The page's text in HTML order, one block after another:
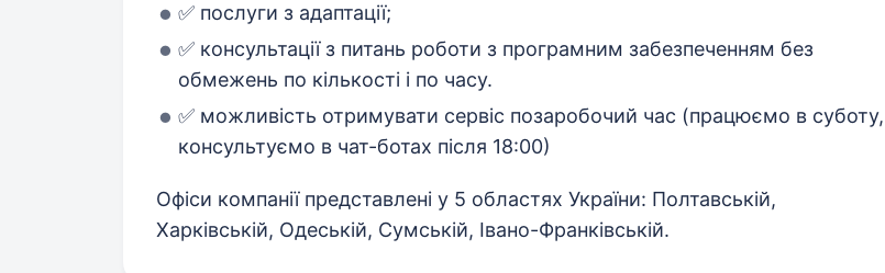
✅ послуги з адаптації;
✅ консультації з питань роботи з програмним забезпеченням без
обмежень по кількості і по часу.
✅ можливість отримувати сервіс позаробочий час (працюємо в суботу,
консультуємо в чат-ботах після 18:00)
Офіси компанії представлені у 5 областях України: Полтавській,
Харківській, Одеській, Сумській, Івано-Франківській.